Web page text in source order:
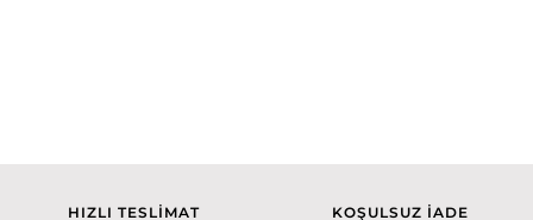
HIZLI TESLİMAT
KOŞULSUZ İADE